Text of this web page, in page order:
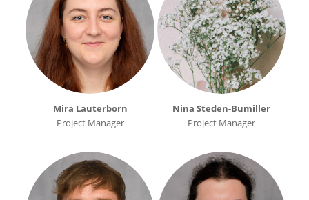
Mira Lauterborn
Project Manager
Nina Steden-Bumiller
Project Manager